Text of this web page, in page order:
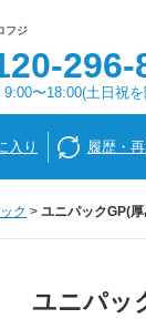
フジ
296-
〜18:00(土日祝
入り 履歴・
ク > ユニパックGP(
ユニパッ